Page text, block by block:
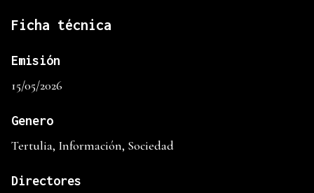
Ficha técnica
Emisión
15/05/2026
Genero
Tertulia, Información, Sociedad
Directores